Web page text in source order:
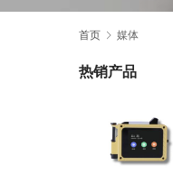
首页 媒体
热销产品